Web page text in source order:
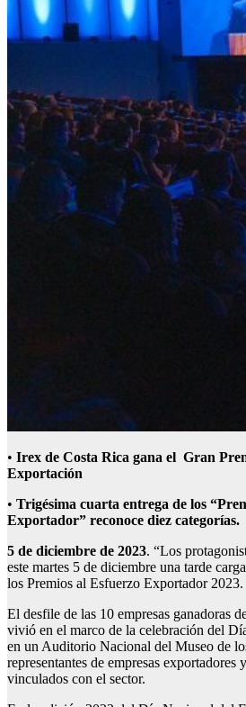
• Irex de Costa Rica gana el Gran
Exportación
• Trigésima cuarta entrega de los
Exportador” reconoce diez categorías.
5 de diciembre de 2023. “Los
este martes 5 de diciembre una tarde
los Premios al Esfuerzo Exportador 2023.
El desfile de las 10 empresas ganadoras
vivió en el marco de la celebración del
en un Auditorio Nacional del Museo de
representantes de empresas exportadores
vinculados con el sector.